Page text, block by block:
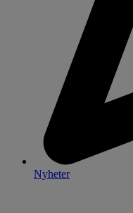
Nyheter